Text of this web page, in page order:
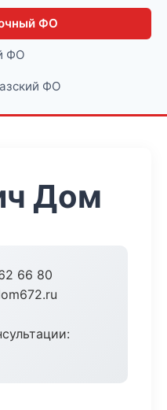
ФО
ФО
ФО
Дом
66 80